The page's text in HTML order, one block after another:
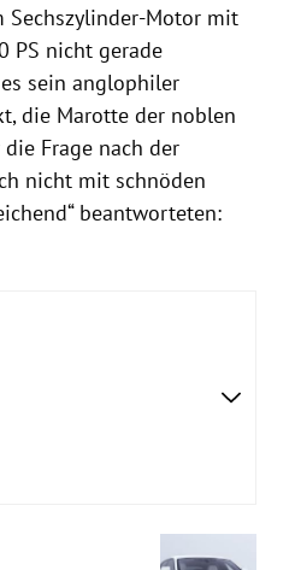
Motor mit
PS nicht gerade
sein anglophiler
die Marotte der noblen
Frage nach der
nicht mit schnöden
beantworteten: